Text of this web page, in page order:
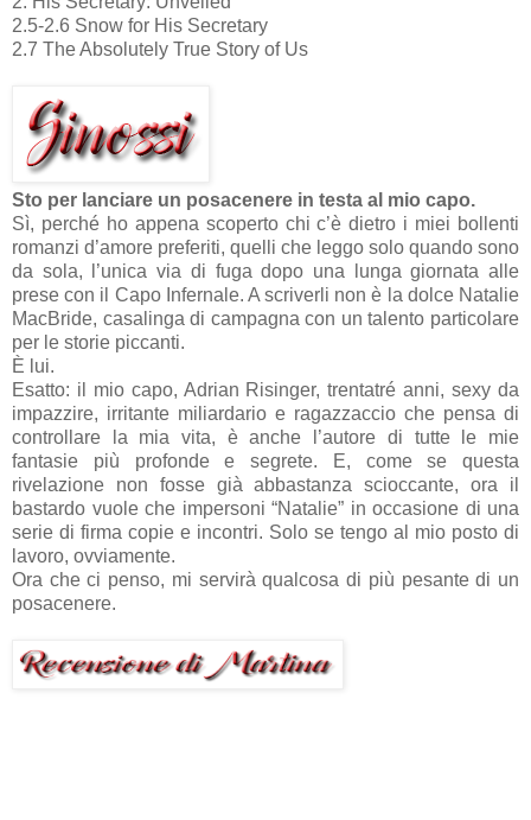
2.5-2.6 Snow for His Secretary
2.7 The Absolutely True Story of Us
Sto per lanciare un posacenere in testa al mio capo.
Sì, perché ho appena scoperto chi c’è dietro i miei bollenti
romanzi d’amore preferiti, quelli che leggo solo quando sono
da sola, l’unica via di fuga dopo una lunga giornata alle
prese con il Capo Infernale. A scriverli non è la dolce Natalie
MacBride, casalinga di campagna con un talento particolare
per le storie piccanti.
È lui.
Esatto: il mio capo, Adrian Risinger, trentatré anni, sexy da
impazzire, irritante miliardario e ragazzaccio che pensa di
controllare la mia vita, è anche l’autore di tutte le mie
fantasie più profonde e segrete. E, come se questa
rivelazione non fosse già abbastanza scioccante, ora il
bastardo vuole che impersoni “Natalie” in occasione di una
serie di firma copie e incontri. Solo se tengo al mio posto di
lavoro, ovviamente.
Ora che ci penso, mi servirà qualcosa di più pesante di un
posacenere.